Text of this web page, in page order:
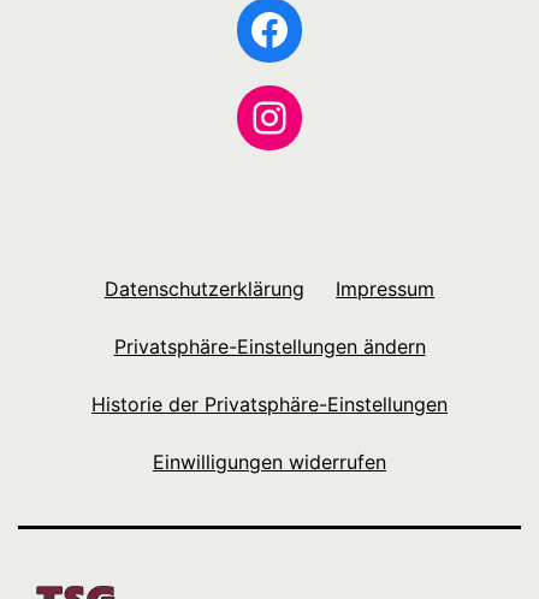
Facebook
Instagram
Datenschutzerklärung Impressum
Privatsphäre-Einstellungen ändern
Historie der Privatsphäre-Einstellungen
Einwilligungen widerrufen